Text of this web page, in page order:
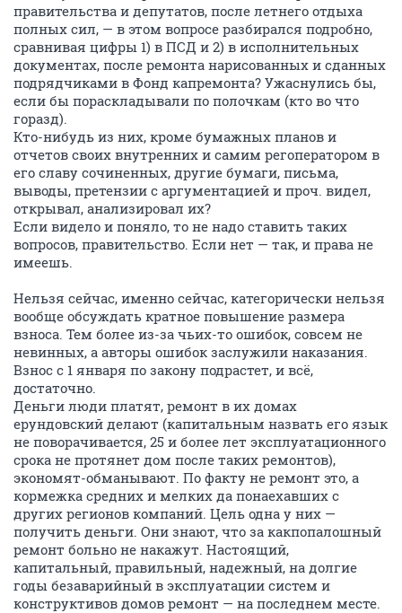
правительства и депутатов, после летнего отдыха
полных сил, — в этом вопросе разбирался подробно,
сравнивая цифры 1) в ПСД и 2) в исполнительных
документах, после ремонта нарисованных и сданных
подрядчиками в Фонд капремонта? Ужаснулись бы,
если бы пораскладывали по полочкам (кто во что
горазд).
Кто-нибудь из них, кроме бумажных планов и
отчетов своих внутренних и самим регоператором в
его славу сочиненных, другие бумаги, письма,
выводы, претензии с аргументацией и проч. видел,
открывал, анализировал их?
Если видело и поняло, то не надо ставить таких
вопросов, правительство. Если нет — так, и права не
имеешь.
Нельзя сейчас, именно сейчас, категорически нельзя
вообще обсуждать кратное повышение размера
взноса. Тем более из-за чьих-то ошибок, совсем не
невинных, а авторы ошибок заслужили наказания.
Взнос с 1 января по закону подрастет, и всё,
достаточно.
Деньги люди платят, ремонт в их домах
ерундовский делают (капитальным назвать его язык
не поворачивается, 25 и более лет эксплуатационного
срока не протянет дом после таких ремонтов),
экономят-обманывают. По факту не ремонт это, а
кормежка средних и мелких да понаехавших с
других регионов компаний. Цель одна у них —
получить деньги. Они знают, что за какпопалошный
ремонт больно не накажут. Настоящий,
капитальный, правильный, надежный, на долгие
годы безаварийный в эксплуатации систем и
конструктивов домов ремонт — на последнем месте.